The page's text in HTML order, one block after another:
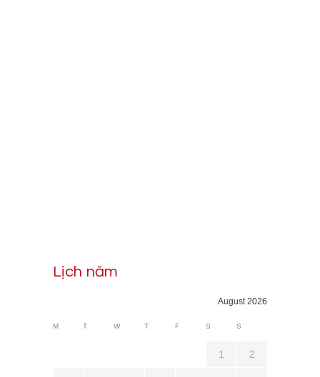
Lịch năm
August 2026
M T W T F S S
1 2